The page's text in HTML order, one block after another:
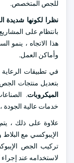
للجص المتخصص.
نظرا لكونها شديدة
بانتظام على
هذا الاتجاه ، ينمو
وأماكن العمل.
في تطبيقات
بتعديل منتجات
الميكروبات.
خدمات عالية
علاوة على ذلك ،
الإيبوكسي مع البلاط
تركيب الجص
لاستخدامه عند إجراء